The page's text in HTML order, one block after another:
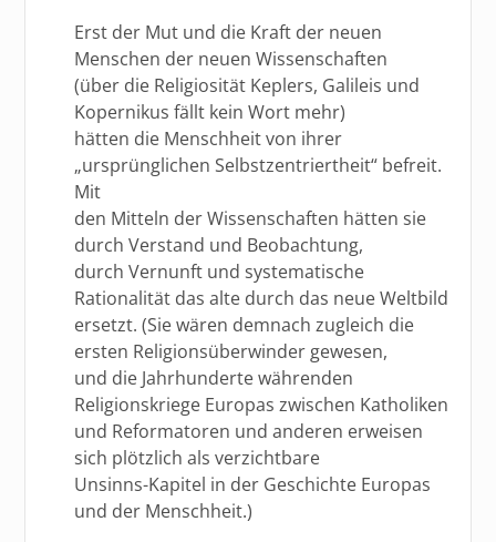
Erst der Mut und die Kraft der neuen
Menschen der neuen Wissenschaften
(über die Religiosität Keplers, Galileis und
Kopernikus fällt kein Wort mehr)
hätten die Menschheit von ihrer
„ursprünglichen Selbstzentriertheit“ befreit.
Mit
den Mitteln der Wissenschaften hätten sie
durch Verstand und Beobachtung,
durch Vernunft und systematische
Rationalität das alte durch das neue Weltbild
ersetzt. (Sie wären demnach zugleich die
ersten Religionsüberwinder gewesen,
und die Jahrhunderte währenden
Religionskriege Europas zwischen Katholiken
und Reformatoren und anderen erweisen
sich plötzlich als verzichtbare
Unsinns-Kapitel in der Geschichte Europas
und der Menschheit.)